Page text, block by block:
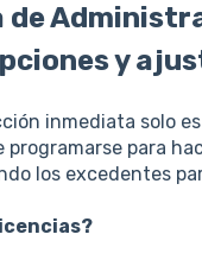
de
y
inmediata solo
programarse para
los excedentes